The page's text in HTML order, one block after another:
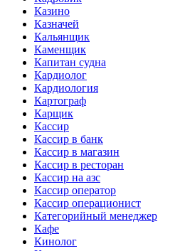
Казино
Казначей
Кальянщик
Каменщик
Капитан судна
Кардиолог
Кардиология
Картограф
Карщик
Кассир
Кассир в банк
Кассир в магазин
Кассир в ресторан
Кассир на азс
Кассир оператор
Кассир операционист
Категорийный менеджер
Кафе
Кинолог